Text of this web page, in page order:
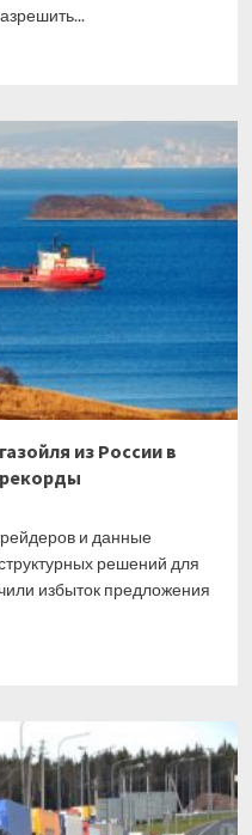
из России в
и данные
решений для
избыток предложения